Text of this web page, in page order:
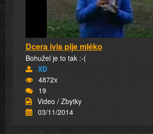
Dcera ivis pije mléko
Bohužel je to tak :-(
XD
4872x
19
Video / Zbytky
03/11/2014